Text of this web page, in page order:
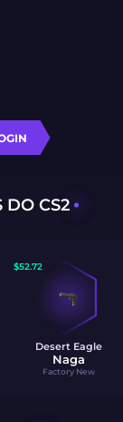
DO CS2
$52.72
Desert Eagle
Naga
Factory New